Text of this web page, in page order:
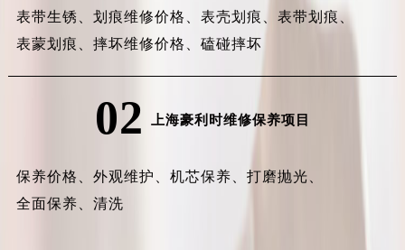
表带生锈、 划痕维修价格、 表壳划痕、 表带划痕、
表蒙划痕、 摔坏维修价格、 磕碰摔坏
02 上海豪利时维修保养项目
保养价格、 外观维护、 机芯保养、 打磨抛光、
全面保养、 清洗